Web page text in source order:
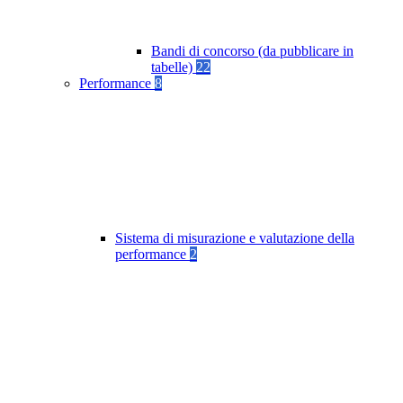
Bandi di concorso (da pubblicare in
tabelle) 22
Performance 8
Sistema di misurazione e valutazione della
performance 2